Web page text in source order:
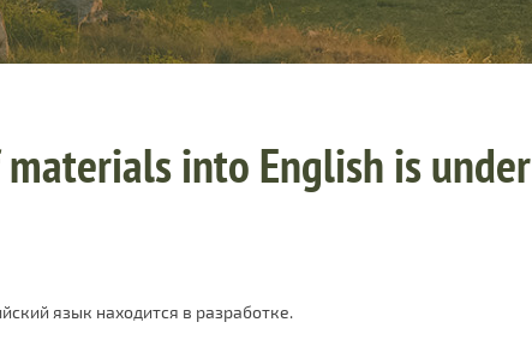
into English is under
язык находится в разработке.